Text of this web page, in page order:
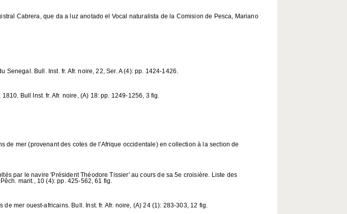
Cabrera, que da a luz anotado el Vocal naturalista de la Comision de Pesca, Mariano
Bull. Inst. fr. Afr. noire, 22, Ser. A (4): pp. 1424-1426.
Bull Inst. fr. Afr. noire, (A) 18: pp. 1249-1256, 3 fig.
de mer (provenant des cotes de l'Afrique occidentale) en collection à la section de
par le navire 'Président Théodore Tissier' au cours de sa 5e croisière. Liste des
marit., 10 (4): pp. 425-562, 61 fig.
mer ouest-africains. Bull. Inst. fr. Afr. noire, (A) 24 (1): 283-303, 12 fig.